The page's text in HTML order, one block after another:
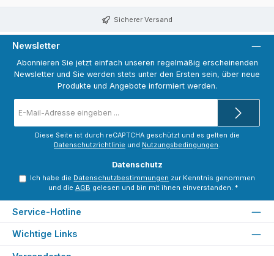
Sicherer Versand
Newsletter
Abonnieren Sie jetzt einfach unseren regelmäßig erscheinenden
Newsletter und Sie werden stets unter den Ersten sein, über neue
Produkte und Angebote informiert werden.
Mail-
Adresse
Diese Seite ist durch reCAPTCHA geschützt und es gelten die
Datenschutzrichtlinie und Nutzungsbedingungen.
Datenschutz
Ich habe die Datenschutzbestimmungen zur Kenntnis genommen
und die AGB gelesen und bin mit ihnen einverstanden. *
Service-Hotline
Wichtige Links